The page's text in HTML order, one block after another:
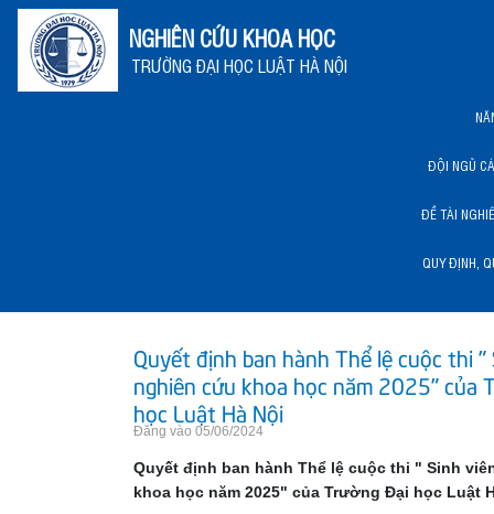
NGHIÊN CỨU KHOA HỌC
TRƯỜNG ĐẠI HỌC LUẬT HÀ NỘI
ĐỘI NGŨ
ĐỀ TÀI
QUY ĐỊNH,
Quyết định ban hành Thể lệ cuộc thi "
nghiên cứu khoa học năm 2025" của
học Luật Hà Nội
Đăng vào 05/06/2024
Quyết định ban hành Thể lệ cuộc thi " Sinh
khoa học năm 2025" của Trường Đại học Luật